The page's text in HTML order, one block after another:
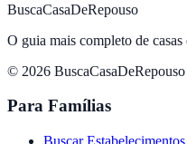
BuscaCasaDeRepouso
O guia mais completo de
© 2026 BuscaCasaDeRepouso
Para Famílias